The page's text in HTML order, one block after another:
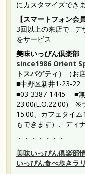
にカスタマイズでき
【スマートフォン会
3回以上の来店で…デ
をサービス
美味いっぴん倶楽部
since1986 Orient
トスパゲティ）
（お
■中野区新井1-23-
■03-3387-1445 ■
23:00(L.O.22:00) ※
15:00、カフェタイ
もできます）、ディ
・・・・・・・
美味いっぴん倶楽部
いっぴん食べ歩きラ